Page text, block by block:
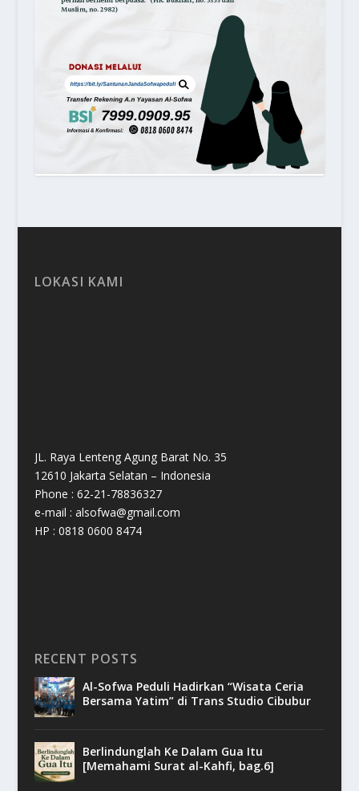
LOKASI KAMI
JL. Raya Lenteng Agung Barat No. 35
12610 Jakarta Selatan – Indonesia
Phone : 62-21-78836327
e-mail : alsofwa@gmail.com
HP : 0818 0600 8474
RECENT POSTS
Al-Sofwa Peduli Hadirkan “Wisata Ceria
Bersama Yatim” di Trans Studio Cibubur
Berlindunglah Ke Dalam Gua Itu
[Memahami Surat al-Kahfi, bag.6]